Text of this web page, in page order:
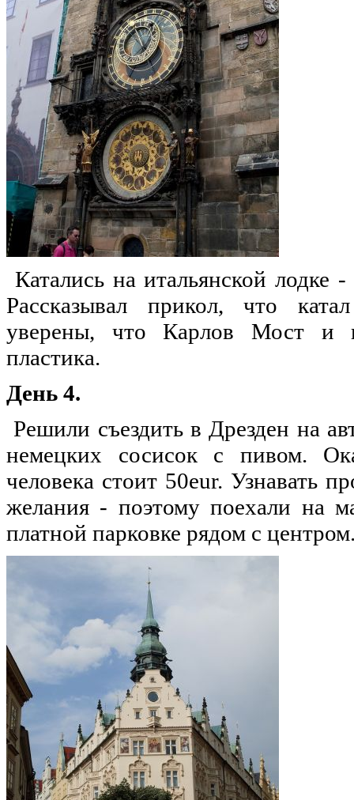
Катались на итальянской лодке
Рассказывал прикол, что
уверены, что Карлов Мост и
пластика.
День 4.
Решили съездить в Дрезден на
немецких сосисок с пивом.
человека стоит 50eur. Узнавать
желания - поэтому поехали на
платной парковке рядом с